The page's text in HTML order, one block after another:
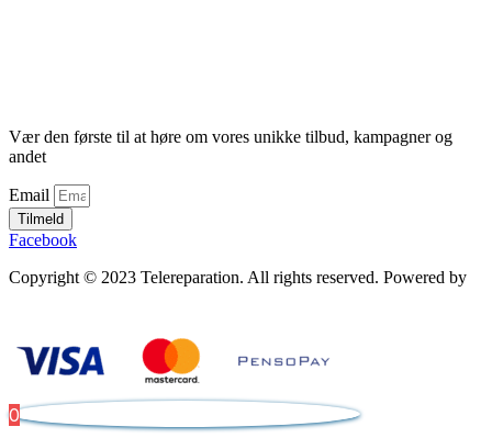
Vær den første til at høre om vores unikke tilbud, kampagner og
andet
Email
Tilmeld
Facebook
Copyright © 2023 Telereparation. All rights reserved. Powered by
0